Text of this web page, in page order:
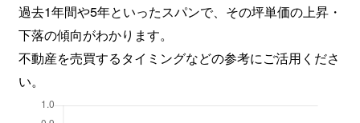
過去1年間や5年といったスパンで、その坪単価の上昇・
下落の傾向がわかります。
不動産を売買するタイミングなどの参考にご活用くださ
い。